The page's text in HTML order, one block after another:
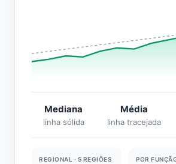
Mediana
linha sólida
Média
linha tracejada
REGIONAL · 5 REGIÕES POR